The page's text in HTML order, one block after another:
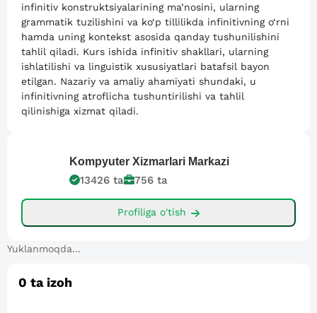
infinitiv konstruktsiyalarining ma’nosini, ularning
grammatik tuzilishini va ko‘p tillilikda infinitivning o‘rni
hamda uning kontekst asosida qanday tushunilishini
tahlil qiladi. Kurs ishida infinitiv shakllari, ularning
ishlatilishi va linguistik xususiyatlari batafsil bayon
etilgan. Nazariy va amaliy ahamiyati shundaki, u
infinitivning atroflicha tushuntirilishi va tahlil
qilinishiga xizmat qiladi.
Kompyuter Xizmarlari Markazi
13426 ta 756 ta
Profiliga o'tish
Yuklanmoqda...
0 ta izoh